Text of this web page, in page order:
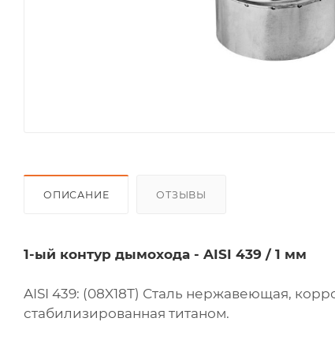
ОПИСАНИЕ ОТЗЫВЫ
1-ый контур дымохода - AISI 439 / 1 мм
AISI 439: (08X18Т) Сталь нержавеющая,
стабилизированная титаном.